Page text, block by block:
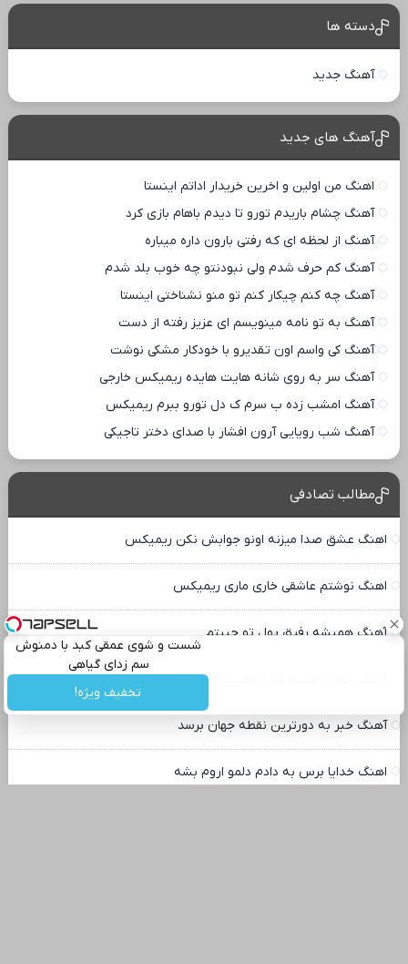
شست و شوی عمقی کبد با دمنوش
سم زدای گیاهی
تخفیف ویژه!
دسته ها
آهنگ جدید
آهنگ های جدید
اهنگ من اولین و اخرین خریدار اداتم اینستا
آهنگ چشام باریدم تورو تا دیدم باهام بازی کرد
آهنگ از لحظه ای که رفتی بارون داره میباره
آهنگ کم حرف شدم ولی نبودنتو چه خوب بلد شدم
آهنگ چه کنم چیکار کنم تو منو نشناختی اینستا
آهنگ به تو نامه مینویسم ای عزیز رفته از دست
آهنگ کی واسم اون تقدیرو با خودکار مشکی نوشت
آهنگ سر به روی شانه هایت هایده ریمیکس خارجی
آهنگ امشب زده ب سرم ک دل تورو ببرم ریمیکس
آهنگ شب رویایی آرون افشار با صدای دختر تاجیکی
مطالب تصادفی
اهنگ عشق صدا میزنه اونو جوابش نکن ریمیکس
اهنگ نوشتم عاشقی خاری ماری ریمیکس
آهنگ همیشه رفیق پول تو جیبتم
آهنگ جهان امشبم مثل همیشه محشری
آهنگ خبر به دورترین نقطه جهان برسد
اهنگ خدایا برس به دادم دلمو اروم بشه